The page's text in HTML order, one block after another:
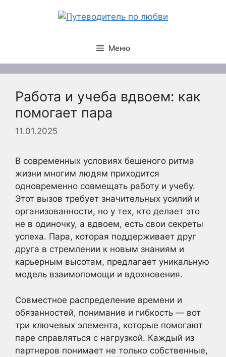
Меню
Работа и учеба вдвоем: как
помогает пара
11.01.2025
В современных условиях бешеного ритма
жизни многим людям приходится
одновременно совмещать работу и учебу.
Этот вызов требует значительных усилий и
организованности, но у тех, кто делает это
не в одиночку, а вдвоем, есть свои секреты
успеха. Пара, которая поддерживает друг
друга в стремлении к новым знаниям и
карьерным высотам, предлагает уникальную
модель взаимопомощи и вдохновения.
Совместное распределение времени и
обязанностей, понимание и гибкость — вот
три ключевых элемента, которые помогают
паре справляться с нагрузкой. Каждый из
партнеров понимает не только собственные,